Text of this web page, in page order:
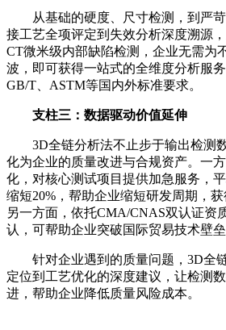
从基础的硬度、尺寸检测，到严苛
接工艺全项评定到失效分析深度溯源
CT微米级内部缺陷检测，企业无需为
波，即可获得一站式的全维度分析服务
GB/T、ASTM等国内外标准要求。
支柱三：数据驱动价值延伸
3D全链分析法不止步于输出检测
化为企业的质量改进与合规资产。一
化，对核心测试项目提供加急服务，
缩短20%，帮助企业缩短研发周期，
另一方面，依托CMA/CNAS双认证资
认，可帮助企业突破国际贸易技术壁
针对企业遇到的质量问题，3D全
定位到工艺优化的深度建议，让检测
进，帮助企业降低质量风险成本。